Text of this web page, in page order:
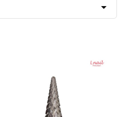
